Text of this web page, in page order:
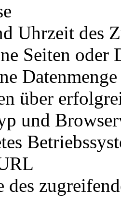
Uhrzeit des
Seiten oder
Datenmenge
über
und
des